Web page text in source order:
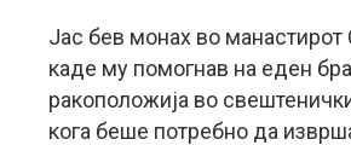
Јас бев монах во манастирот
каде му помогнав на еден
ракоположија во
кога беше потребно да